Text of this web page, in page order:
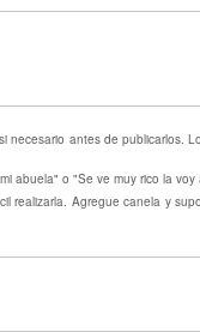
necesario antes de
abuela" o "Se ve muy rico la voy
realizarla. Agregue canela y